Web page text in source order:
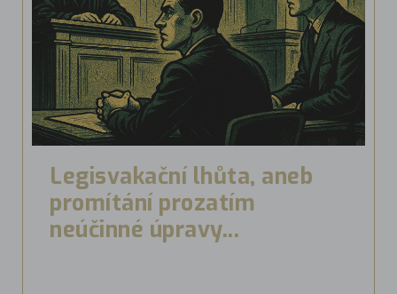
Legisvakační lhůta, aneb
promítání prozatím
neúčinné úpravy...